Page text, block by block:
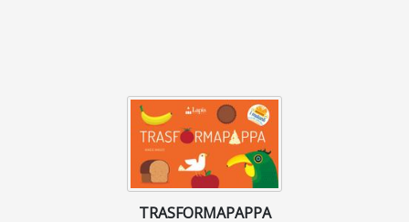
TRASFORMAPAPPA